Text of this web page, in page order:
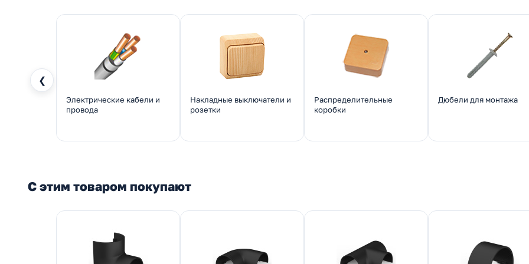
❮
Электрические кабели и
провода
Накладные выключатели и
розетки
Распределительные
коробки
Дюбели для монтажа
С этим товаром покупают